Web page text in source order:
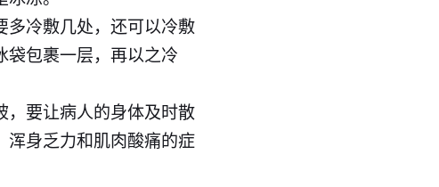
多冷敷几处，还可以冷敷
袋包裹一层，再以之冷
，要让病人的身体及时散
浑身乏力和肌肉酸痛的症